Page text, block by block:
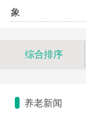
象
综合排序
养老新闻